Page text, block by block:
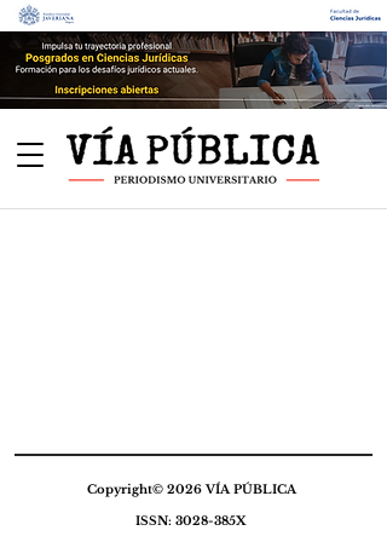
Copyright© 2026 VÍA PÚBLICA
ISSN: 3028-385X